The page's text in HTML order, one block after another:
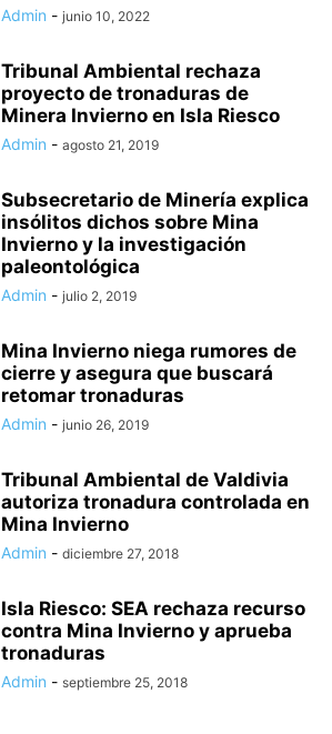
Admin - junio 10, 2022
Tribunal Ambiental rechaza
proyecto de tronaduras de
Minera Invierno en Isla Riesco
Admin - agosto 21, 2019
Subsecretario de Minería explica
insólitos dichos sobre Mina
Invierno y la investigación
paleontológica
Admin - julio 2, 2019
Mina Invierno niega rumores de
cierre y asegura que buscará
retomar tronaduras
Admin - junio 26, 2019
Tribunal Ambiental de Valdivia
autoriza tronadura controlada en
Mina Invierno
Admin - diciembre 27, 2018
Isla Riesco: SEA rechaza recurso
contra Mina Invierno y aprueba
tronaduras
Admin - septiembre 25, 2018